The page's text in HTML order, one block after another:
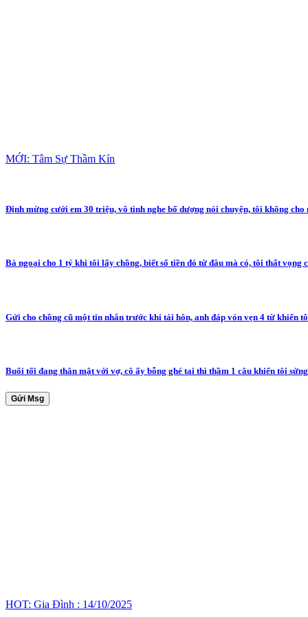
MỚI: Tâm Sự Thầm Kín
Định mừng cưới em 30 triệu, vô tình nghe bố dượng nói chuyện, tôi không cho
Bà ngoại cho 1 tỷ khi tôi lấy chồng, biết số tiền đó từ đâu mà có, tôi thất vọng
Gửi cho chồng cũ một tin nhắn trước khi tái hôn, anh đáp vỏn vẹn 4 từ khiến
Buổi tối đang thân mật với vợ, cô ấy bỗng ghé tai thì thầm 1 câu khiến tôi
Gửi Msg
HOT: Gia Đình : 14/10/2025